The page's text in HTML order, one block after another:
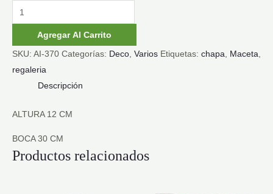
MACETA
CHAPA
cantidadAgregar Al Carrito
SKU: AI-370 Categorías: Deco Varios Etiquetas: chapa Maceta
regaleria
Descripción
ALTURA 12 CM
BOCA 30 CM
Productos relacionados